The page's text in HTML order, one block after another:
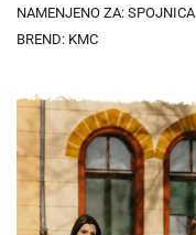
NAMENJENO ZA: SPOJNICA
BREND: KMC